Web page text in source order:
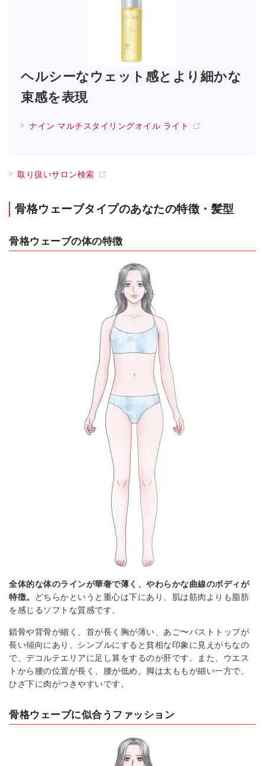
ヘルシーなウェット感とより細かな
束感を表現
ナイン マルチスタイリングオイル ライト
取り扱いサロン検索
骨格ウェーブタイプのあなたの特徴・髪型
骨格ウェーブの体の特徴
全体的な体のラインが華奢で薄く、やわらかな曲線のボディが
特徴。
どちらかというと重心は下にあり、肌は筋肉よりも脂肪
を感じるソフトな質感です。
鎖骨や背骨が細く、首が長く胸が薄い、あご〜バストトップが
長い傾向にあり、シンプルにすると貧相な印象に見えがちなの
で、デコルテエリアに足し算をするのが肝です。また、ウエス
トから腰の位置が長く、腰が低め。脚は太ももが細い一方で、
ひざ下に肉がつきやすいです。
骨格ウェーブに似合うファッション